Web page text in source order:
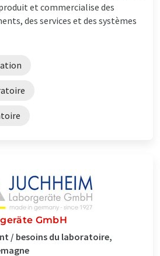
et commercialise des
des services et des systèmes
GmbH
/ besoins du laboratoire,